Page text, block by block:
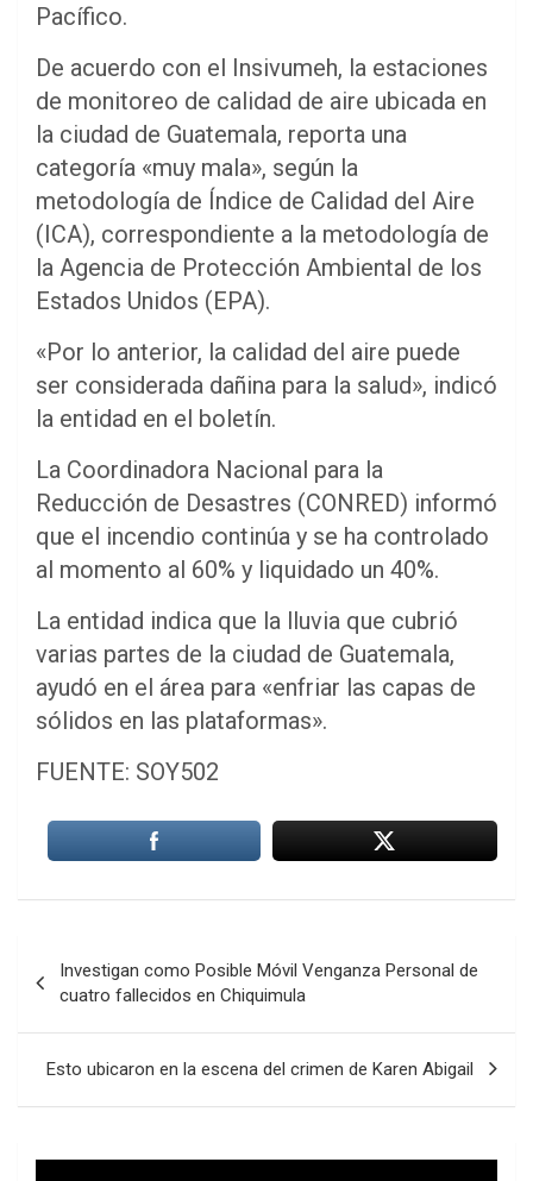
Pacífico.
De acuerdo con el Insivumeh, la estaciones
de monitoreo de calidad de aire ubicada en
la ciudad de Guatemala, reporta una
categoría «muy mala», según la
metodología de Índice de Calidad del Aire
(ICA), correspondiente a la metodología de
la Agencia de Protección Ambiental de los
Estados Unidos (EPA).
«Por lo anterior, la calidad del aire puede
ser considerada dañina para la salud», indicó
la entidad en el boletín.
La Coordinadora Nacional para la
Reducción de Desastres (CONRED) informó
que el incendio continúa y se ha controlado
al momento al 60% y liquidado un 40%.
La entidad indica que la lluvia que cubrió
varias partes de la ciudad de Guatemala,
ayudó en el área para «enfriar las capas de
sólidos en las plataformas».
FUENTE: SOY502
de
entradas
Investigan como Posible Móvil Venganza Personal de
cuatro fallecidos en Chiquimula
Esto ubicaron en la escena del crimen de Karen Abigail